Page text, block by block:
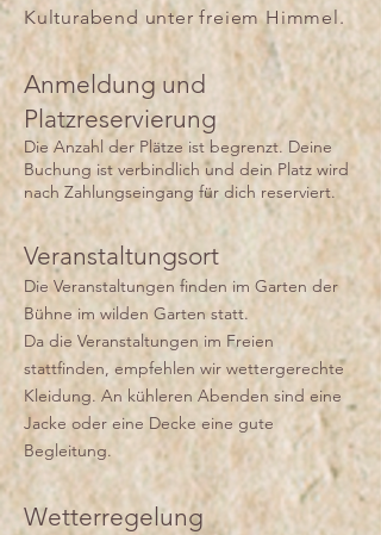
Kulturabend unter freiem Himmel.
Anmeldung und
Platzreservierung
Die Anzahl der Plätze ist begrenzt. Deine
Buchung ist verbindlich und dein Platz wird
nach Zahlungseingang für dich reserviert.
Veranstaltungsort
Die Veranstaltungen finden im Garten der
Bühne im wilden Garten statt.
Da die Veranstaltungen im Freien
stattfinden, empfehlen wir wettergerechte
Kleidung. An kühleren Abenden sind eine
Jacke oder eine Decke eine gute
Begleitung.
Wetterregelung